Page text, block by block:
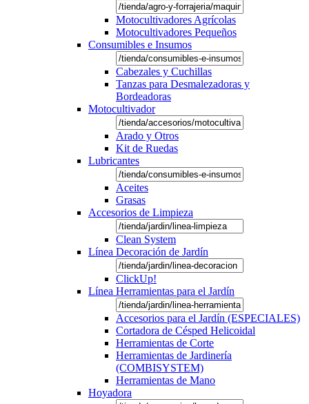
Motocultivadores Agrícolas
Motocultivadores Pequeños
Consumibles e Insumos
Cabezales y Cuchillas
Tanzas para Desmalezadoras y
Bordeadoras
Motocultivador
Arado y Otros
Kit de Ruedas
Lubricantes
Aceites
Grasas
Accesorios de Limpieza
Clean System
Línea Decoración de Jardín
ClickUp!
Línea Herramientas para el Jardín
Accesorios para el Jardín (ESPECIALES)
Cortadora de Césped Helicoidal
Herramientas de Corte
Herramientas de Jardinería
(COMBISYSTEM)
Herramientas de Mano
Hoyadora